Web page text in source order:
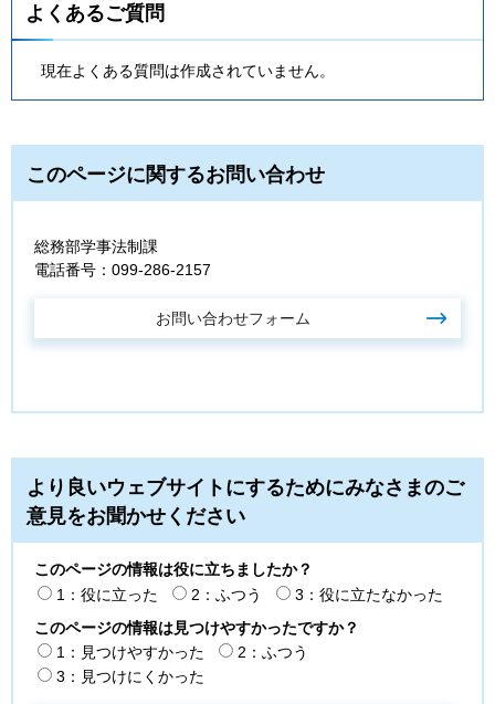
よくあるご質問
現在よくある質問は作成されていません。
このページに関するお問い合わせ
総務部学事法制課
電話番号：099-286-2157
より良いウェブサイトにするためにみなさまのご
意見をお聞かせください
このページの情報は役に立ちましたか？
1：役に立った
2：ふつう
3：役に立たなかった
このページの情報は見つけやすかったですか？
1：見つけやすかった
2：ふつう
3：見つけにくかった